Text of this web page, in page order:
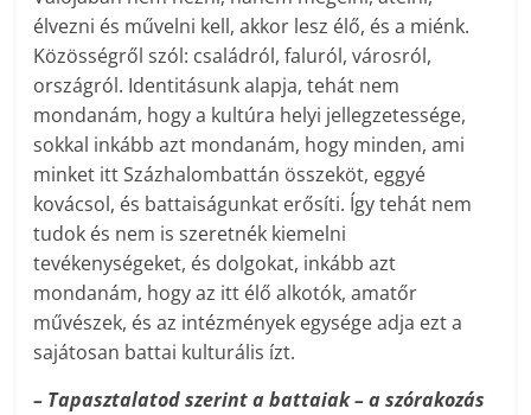
élvezni és művelni kell, akkor lesz élő, és a miénk.
Közösségről szól: családról, faluról, városról,
országról. Identitásunk alapja, tehát nem
mondanám, hogy a kultúra helyi jellegzetessége,
sokkal inkább azt mondanám, hogy minden, ami
minket itt Százhalombattán összeköt, eggyé
kovácsol, és battaiságunkat erősíti. Így tehát nem
tudok és nem is szeretnék kiemelni
tevékenységeket, és dolgokat, inkább azt
mondanám, hogy az itt élő alkotók, amatőr
művészek, és az intézmények egysége adja ezt a
sajátosan battai kulturális ízt.
– Tapasztalatod szerint a battaiak – a szórakozás